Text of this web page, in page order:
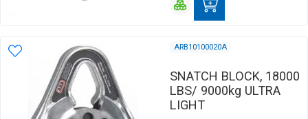
ARB10100020A
SNATCH BLOCK, 18000
LBS/ 9000kg ULTRA
LIGHT